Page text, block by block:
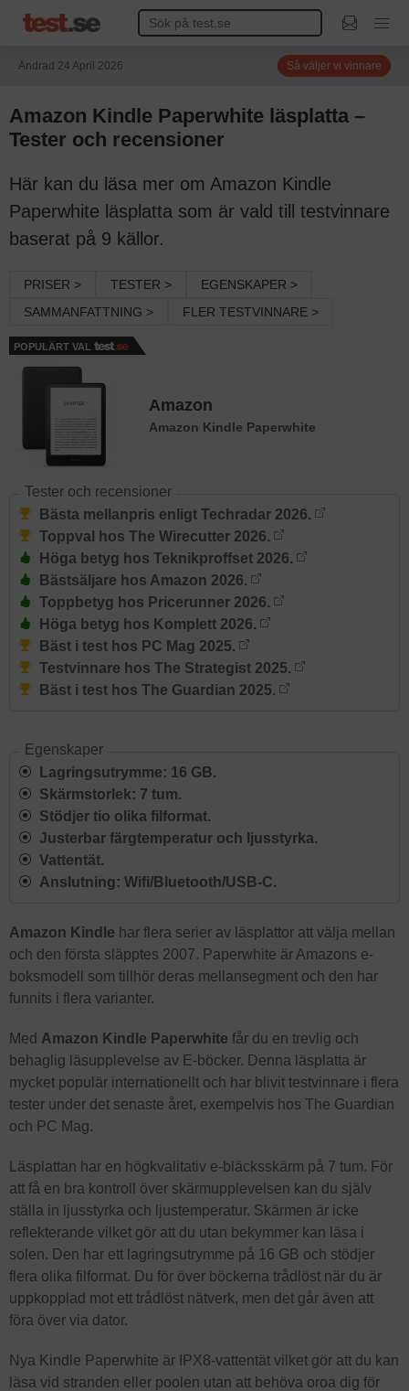
Ändrad 24 April 2026 Så väljer vi vinnare
Amazon Kindle Paperwhite läsplatta –
Tester och recensioner
Här kan du läsa mer om Amazon Kindle
Paperwhite läsplatta som är vald till testvinnare
baserat på 9 källor.
PRISER > TESTER >
EGENSKAPER >
SAMMANFATTNING >
FLER TESTVINNARE >
POPULÄRT VAL
Amazon
Amazon Kindle Paperwhite
Tester och recensioner
Bästa mellanpris enligt Techradar 2026.
Toppval hos The Wirecutter 2026.
Höga betyg hos Teknikproffset 2026.
Bästsäljare hos Amazon 2026.
Toppbetyg hos Pricerunner 2026.
Höga betyg hos Komplett 2026.
Bäst i test hos PC Mag 2025.
Testvinnare hos The Strategist 2025.
Bäst i test hos The Guardian 2025.
Egenskaper
Lagringsutrymme: 16 GB.
Skärmstorlek: 7 tum.
Stödjer tio olika filformat.
Justerbar färgtemperatur och ljusstyrka.
Vattentät.
Anslutning: Wifi/Bluetooth/USB-C.
Amazon Kindle har flera serier av läsplattor att välja mellan
och den första släpptes 2007. Paperwhite är Amazons e-
boksmodell som tillhör deras mellansegment och den har
funnits i flera varianter.
Med Amazon Kindle Paperwhite får du en trevlig och
behaglig läsupplevelse av E-böcker. Denna läsplatta är
mycket populär internationellt och har blivit testvinnare i flera
tester under det senaste året, exempelvis hos The Guardian
och PC Mag.
Läsplattan har en högkvalitativ e-bläcksskärm på 7 tum. För
att få en bra kontroll över skärmupplevelsen kan du själv
ställa in ljusstyrka och ljustemperatur. Skärmen är icke
reflekterande vilket gör att du utan bekymmer kan läsa i
solen. Den har ett lagringsutrymme på 16 GB och stödjer
flera olika filformat. Du för över böckerna trådlöst när du är
uppkopplad mot ett trådlöst nätverk, men det går även att
föra över via dator.
Nya Kindle Paperwhite är IPX8-vattentät vilket gör att du kan
läsa vid stranden eller poolen utan att behöva oroa dig för